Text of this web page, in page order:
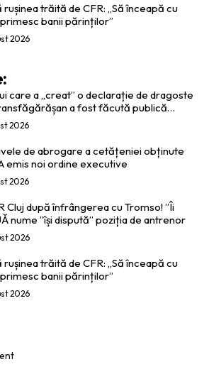
trăită de CFR: „Să înceapă cu
banii părinților”
2026
care a „creat” o declarație de dragoste
a fost făcută publică…
2026
de abrogare a cetățeniei obținute
emis noi ordine executive
2026
Cluj după înfrângerea cu Tromso! ”Îi
nume ”își dispută” poziția de antrenor
2026
trăită de CFR: „Să înceapă cu
banii părinților”
2026